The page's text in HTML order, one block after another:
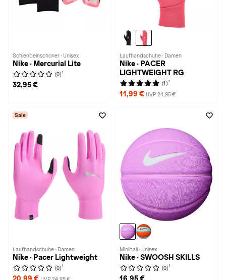
Schienbeinschoner · Unisex
Nike · Mercurial Lite
(0) 1
32,95 €
Laufhandschuhe · Damen
Nike · PACER
LIGHTWEIGHT RG
(1) 1
11,99 € UVP 24,95 €
Sale
Laufhandschuhe · Damen
Nike · Pacer Lightweight
(0) 1
Miniball · Unisex
Nike · SWOOSH SKILLS
(0) 1